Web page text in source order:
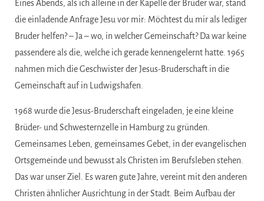
Eines Abends, als ich alleine in der Kapelle der Brüder war, stand
die einladende Anfrage Jesu vor mir: Möchtest du mir als lediger
Bruder helfen? – Ja – wo, in welcher Gemeinschaft? Da war keine
passendere als die, welche ich gerade kennengelernt hatte. 1965
nahmen mich die Geschwister der Jesus-Bruderschaft in die
Gemeinschaft auf in Ludwigshafen.
1968 wurde die Jesus-Bruderschaft eingeladen, je eine kleine
Brüder- und Schwesternzelle in Hamburg zu gründen.
Gemeinsames Leben, gemeinsames Gebet, in der evangelischen
Ortsgemeinde und bewusst als Christen im Berufsleben stehen.
Das war unser Ziel. Es waren gute Jahre, vereint mit den anderen
Christen ähnlicher Ausrichtung in der Stadt. Beim Aufbau der